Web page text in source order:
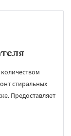
стиральных
Предоставляет